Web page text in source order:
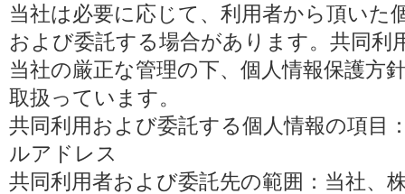
当社は必要に応じて、利用者から頂いた
および委託する場合があります。共同利
当社の厳正な管理の下、個人情報保護方
取扱っています。
共同利用および委託する個人情報の項目
ルアドレス
共同利用者および委託先の範囲：当社、